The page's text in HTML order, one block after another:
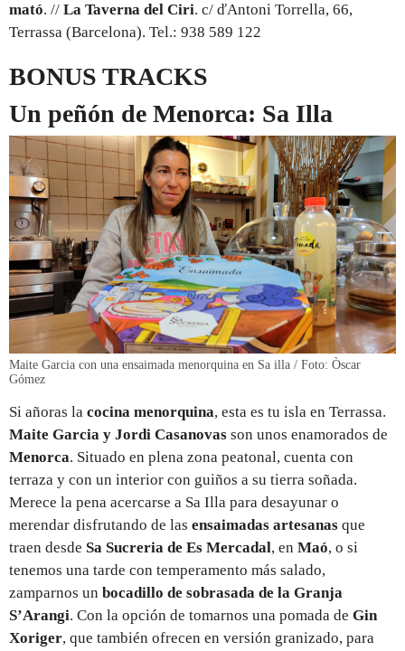
mató. // La Taverna del Ciri. c/ ďAntoni Torrella, 66,
Terrassa (Barcelona). Tel.: 938 589 122
BONUS TRACKS
Un peñón de Menorca: Sa Illa
Maite Garcia con una ensaimada menorquina en Sa illa / Foto: Òscar
Gómez
Si añoras la cocina menorquina, esta es tu isla en Terrassa.
Maite Garcia y Jordi Casanovas son unos enamorados de
Menorca. Situado en plena zona peatonal, cuenta con
terraza y con un interior con guiños a su tierra soñada.
Merece la pena acercarse a Sa Illa para desayunar o
merendar disfrutando de las ensaimadas artesanas que
traen desde Sa Sucreria de Es Mercadal, en Maó, o si
tenemos una tarde con temperamento más salado,
zamparnos un bocadillo de sobrasada de la Granja
S’Arangi. Con la opción de tomarnos una pomada de Gin
Xoriger, que también ofrecen en versión granizado, para